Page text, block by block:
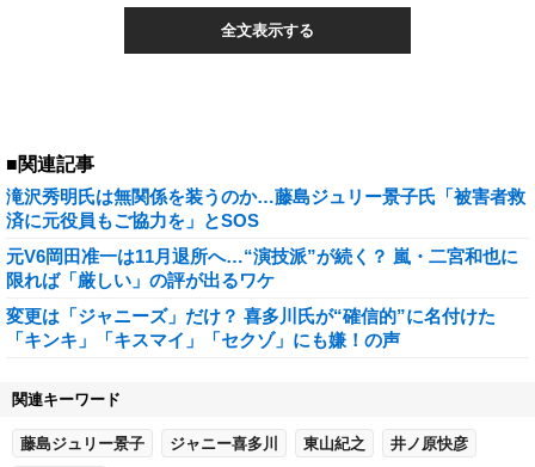
全文表示する
■関連記事
滝沢秀明氏は無関係を装うのか…藤島ジュリー景子氏「被害者救
済に元役員もご協力を」とSOS
元V6岡田准一は11月退所へ…“演技派”が続く？ 嵐・二宮和也に
限れば「厳しい」の評が出るワケ
変更は「ジャニーズ」だけ？ 喜多川氏が“確信的”に名付けた
「キンキ」「キスマイ」「セクゾ」にも嫌！の声
関連キーワード
藤島ジュリー景子 ジャニー喜多川 東山紀之 井ノ原快彦